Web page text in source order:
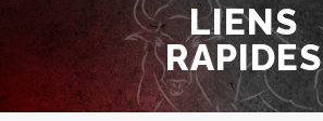
LIENS
RAPIDES